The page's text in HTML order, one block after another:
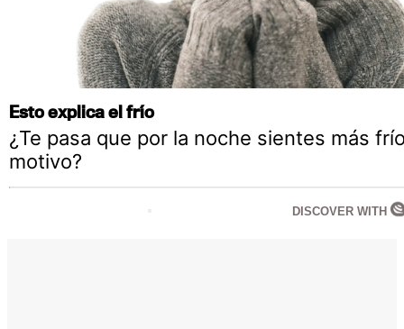
Esto explica el frío
¿Te pasa que por la noche sientes más
motivo?
DISCOVER WITH